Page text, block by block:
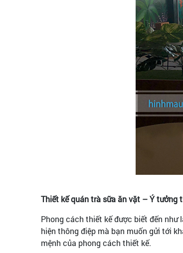
Thiết kế quán trà sữa ăn vặt – Ý
Phong cách thiết kế được biết đến
hiện thông điệp mà bạn muốn gửi tới
mệnh của phong cách thiết kế.